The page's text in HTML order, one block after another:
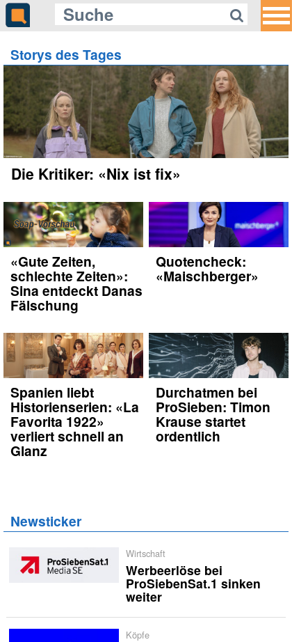
Storys des Tages
Die Kritiker: «Nix ist fix»
«Gute Zeiten,
schlechte Zeiten»:
Sina entdeckt Danas
Fälschung
Quotencheck:
«Maischberger»
Spanien liebt
Historienserien: «La
Favorita 1922»
verliert schnell an
Glanz
Durchatmen bei
ProSieben: Timon
Krause startet
ordentlich
Newsticker
Wirtschaft
Werbeerlöse bei
ProSiebenSat.1 sinken
weiter
Köpfe